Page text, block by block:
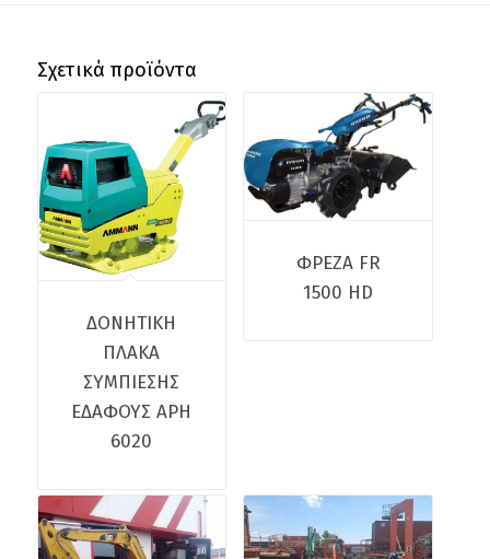
Σχετικά προϊόντα
ΔΟΝΗΤΙΚΗ
ΠΛΑΚΑ
ΣΥΜΠΙΕΣΗΣ
ΕΔΑΦΟΥΣ ΑΡΗ
6020
ΦΡΕΖΑ FR
1500 HD